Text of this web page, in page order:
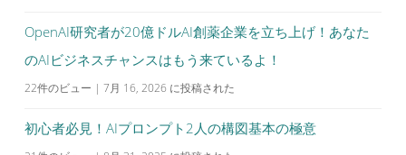
OpenAI研究者が20億ドルAI創薬企業を立ち上げ！あなた
のAIビジネスチャンスはもう来ているよ！
22件のビュー | 7月 16, 2026 に投稿された
初心者必見！AIプロンプト2人の構図基本の極意